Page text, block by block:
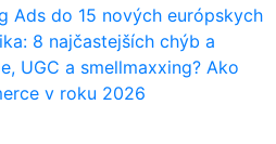
Ads do 15 nových európskych
8 najčastejších chýb a
UGC a smellmaxxing? Ako
v roku 2026